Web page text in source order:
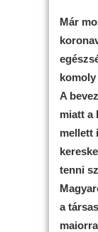
Már
A
miatt a
mellett
tenni
a